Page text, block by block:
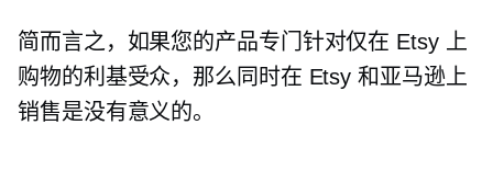
简而言之，如果您的产品专门针对仅在 Etsy 上
购物的利基受众，那么同时在 Etsy 和亚马逊上
销售是没有意义的。